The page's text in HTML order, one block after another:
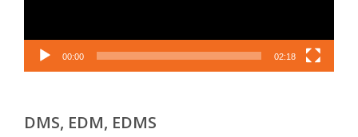
00:00 02:18
DMS, EDM, EDMS